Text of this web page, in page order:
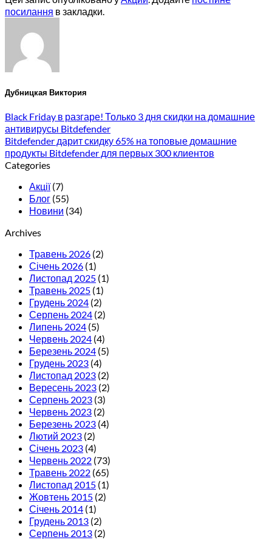
посилання в закладки.
Дубницкая Виктория
Black Friday в разгаре! Только 3 дня скидки на домашние
антивирусы Bitdefender
Bitdefender дарит скидку 65% на топовые домашние
продукты Bitdefender для первых 300 клиентов
Categories
Акції(7)
Блог (55)
Новини (34)
Archives
Травень 2026 (2)
Січень 2026 (1)
Листопад 2025 (1)
Травень 2025 (1)
Грудень 2024 (2)
Серпень 2024 (2)
Липень 2024 (5)
Червень 2024 (4)
Березень 2024 (5)
Грудень 2023 (4)
Листопад 2023 (2)
Вересень 2023 (2)
Серпень 2023 (3)
Червень 2023 (2)
Березень 2023 (4)
Лютий 2023 (2)
Січень 2023 (4)
Червень 2022 (73)
Травень 2022 (65)
Листопад 2015 (1)
Жовтень 2015 (2)
Січень 2014 (1)
Грудень 2013 (2)
Серпень 2013 (2)